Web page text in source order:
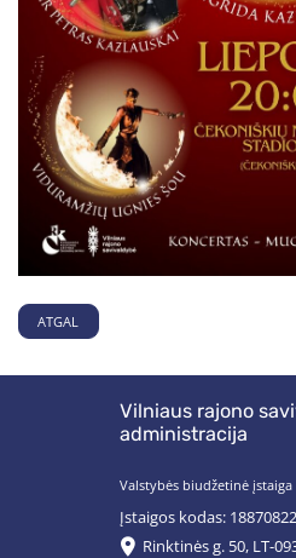
ATGAL
Vilniaus rajono
administracija
Valstybės biudžetinė įstaiga
Įstaigos kodas:
Rinktinės g. 50, LT-